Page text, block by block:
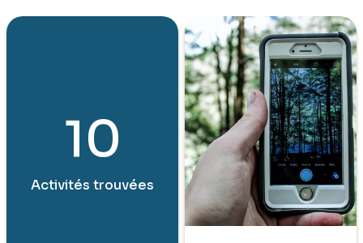
10
Activités trouvées